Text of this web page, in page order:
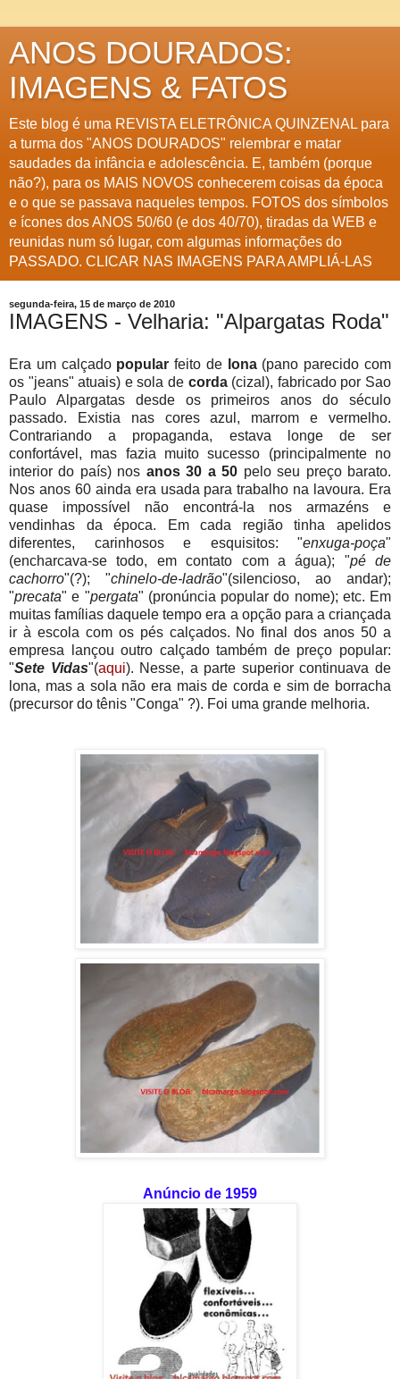
ANOS DOURADOS:
IMAGENS & FATOS
Este blog é uma REVISTA ELETRÔNICA QUINZENAL para
a turma dos "ANOS DOURADOS" relembrar e matar
saudades da infância e adolescência. E, também (porque
não?), para os MAIS NOVOS conhecerem coisas da época
e o que se passava naqueles tempos. FOTOS dos símbolos
e ícones dos ANOS 50/60 (e dos 40/70), tiradas da WEB e
reunidas num só lugar, com algumas informações do
PASSADO. CLICAR NAS IMAGENS PARA AMPLIÁ-LAS
segunda-feira, 15 de março de 2010
IMAGENS - Velharia: "Alpargatas Roda"
Era um calçadopopularfeito delona(pano parecido com
os "jeans" atuais) e sola de corda (cizal), fabricado por Sao
Paulo Alpargatas desde os primeiros anos do século
passado. Existia nas cores azul, marrom e vermelho.
Contrariando a propaganda, estava longe de ser
confortável, mas fazia muito sucesso (principalmente no
interior do país) nos anos 30 a 50 pelo seu preço barato.
Nos anos 60 ainda era usada para trabalho na lavoura. Era
quase impossível não encontrá-la nos armazéns e
vendinhas da época. Em cada região tinha apelidos
diferentes, carinhosos e esquisitos: "enxuga-poça"
(encharcava-se todo, em contato com a água); "pé de
cachorro"(?); "chinelo-de-ladrão"(silencioso, ao andar);
"precata" e "pergata" (pronúncia popular do nome); etc. Em
muitas famílias daquele tempo era a opção para a criançada
ir à escola com os pés calçados. No final dos anos 50 a
empresa lançou outro calçado também de preço popular:
"Sete Vidas"(aqui). Nesse, a parte superior continuava de
lona, mas a sola não era mais de corda e sim de borracha
(precursor do tênis "Conga" ?). Foi uma grande melhoria.
Anúncio de 1959